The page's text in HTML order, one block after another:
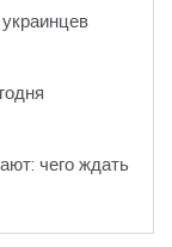
чего ждать